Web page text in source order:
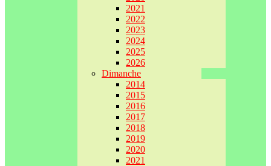
2021
2022
2023
2024
2025
2026
Dimanche
2014
2015
2016
2017
2018
2019
2020
2021